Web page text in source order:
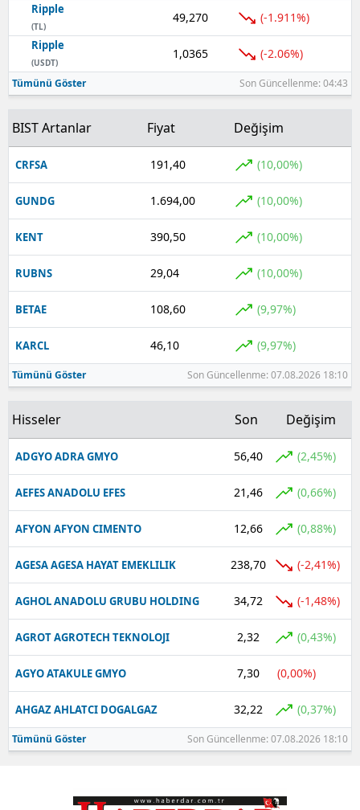
Ripple
(TL)
49,270 (-1.911%)
Ripple
(USDT)
1,0365 (-2.06%)
Tümünü Göster Son Güncellenme: 04:43
BIST Artanlar Fiyat Değişim
CRFSA 191,40 (10,00%)
GUNDG 1.694,00 (10,00%)
KENT 390,50 (10,00%)
RUBNS 29,04 (10,00%)
BETAE 108,60 (9,97%)
KARCL 46,10 (9,97%)
Tümünü Göster Son Güncellenme: 07.08.2026 18:10
Hisseler Son Değişim
ADGYO ADRA GMYO 56,40 (2,45%)
AEFES ANADOLU EFES 21,46 (0,66%)
AFYON AFYON CIMENTO 12,66 (0,88%)
AGESA AGESA HAYAT EMEKLILIK 238,70 (-2,41%)
AGHOL ANADOLU GRUBU HOLDING 34,72 (-1,48%)
AGROT AGROTECH TEKNOLOJI 2,32 (0,43%)
AGYO ATAKULE GMYO 7,30 (0,00%)
AHGAZ AHLATCI DOGALGAZ 32,22 (0,37%)
Tümünü Göster Son Güncellenme: 07.08.2026 18:10